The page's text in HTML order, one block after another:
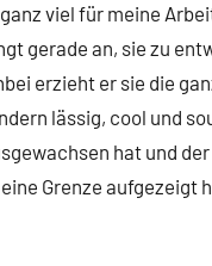
viel für meine
gerade an, sie zu
erzieht er sie die
lässig, cool und
hat und
Grenze aufgezeigt